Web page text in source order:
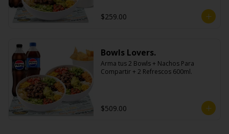
$259.00
Bowls Lovers.
Arma tus 2 Bowls + Nachos Para
Compartir + 2 Refrescos 600ml.
$509.00